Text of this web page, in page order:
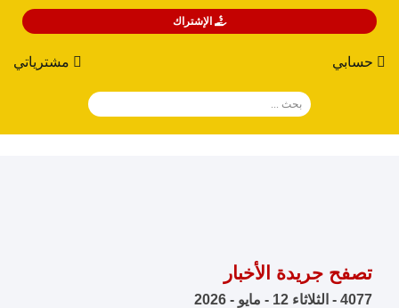
الإشتراك
مشترياتي حسابي
تصفح جريدة الأخبار
4077 - الثلاثاء 12 - مايو - 2026